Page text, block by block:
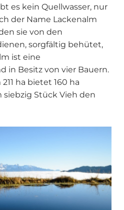
es kein Quellwasser, nur
der Name Lackenalm
sie von den
sorgfältig behütet,
ist eine
in Besitz von vier Bauern.
ha bietet 160 ha
Stück Vieh den